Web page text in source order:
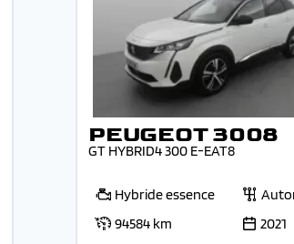
PEUGEOT 3008
GT HYBRID4 300 E-EAT8
Hybride essence
94584 km
2021